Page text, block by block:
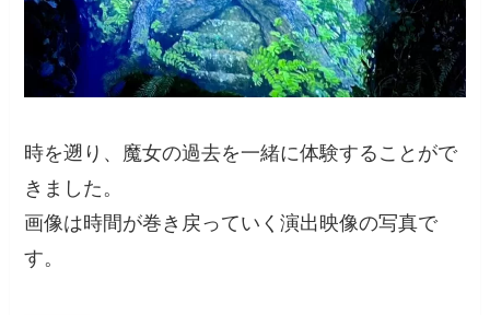
時を遡り、魔女の過去を一緒に体験することがで
きました。
画像は時間が巻き戻っていく演出映像の写真で
す。